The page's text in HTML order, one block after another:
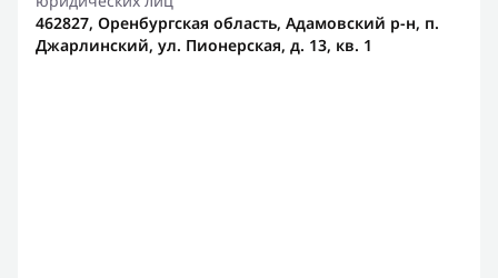
462827, Оренбургская область, Адамовский р-н, п.
Джарлинский, ул. Пионерская, д. 13, кв. 1